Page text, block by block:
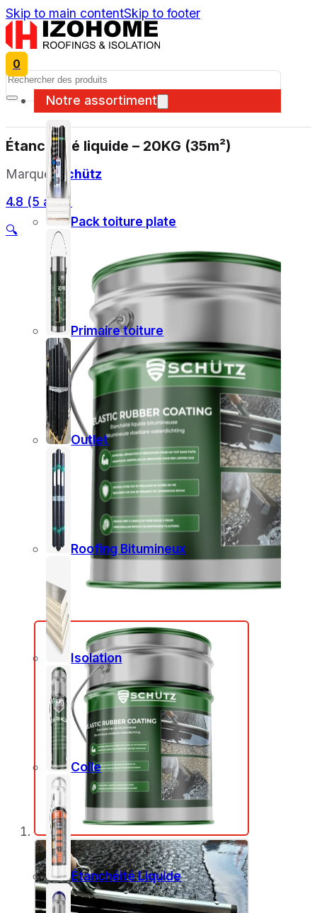
Skip to main contentSkip to footer
0
Notre assortiment
Pack toiture plate
Primaire toiture
Outlet
Roofing Bitumineux
Isolation
Colle
Étanchéité Liquide
Search
Étanchéité liquide – 20KG (35m²)
Marque:Schütz
4.8 (5 avis)
🔍